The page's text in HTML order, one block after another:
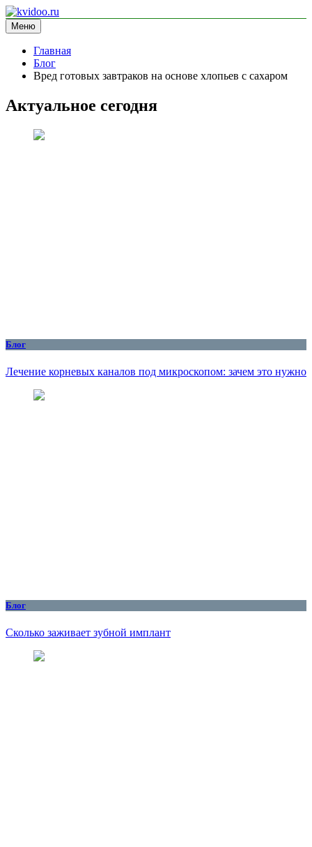
Перейти
к
содержимому
kvidoo.ru
блог про здоровье
Меню
Главная
Блог
Вред готовых завтраков на основе хлопьев с сахаром
Актуальное сегодня
Блог
Лечение корневых каналов под микроскопом: зачем это нужно
Блог
Сколько заживает зубной имплант